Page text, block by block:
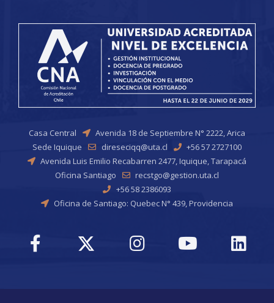
Casa Central
Avenida 18 de Septiembre N° 2222, Arica
Sede Iquique
direseciqq@uta.cl
+56 57 2727100
Avenida Luis Emilio Recabarren 2477, Iquique, Tarapacá
Oficina Santiago
recstgo@gestion.uta.cl
+56 58 2386093
Oficina de Santiago: Quebec N° 439, Providencia